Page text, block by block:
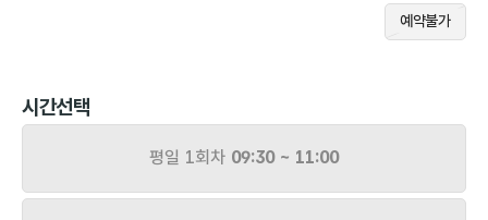
예약불가
시간선택
평일 1회차 09:30 ~ 11:00